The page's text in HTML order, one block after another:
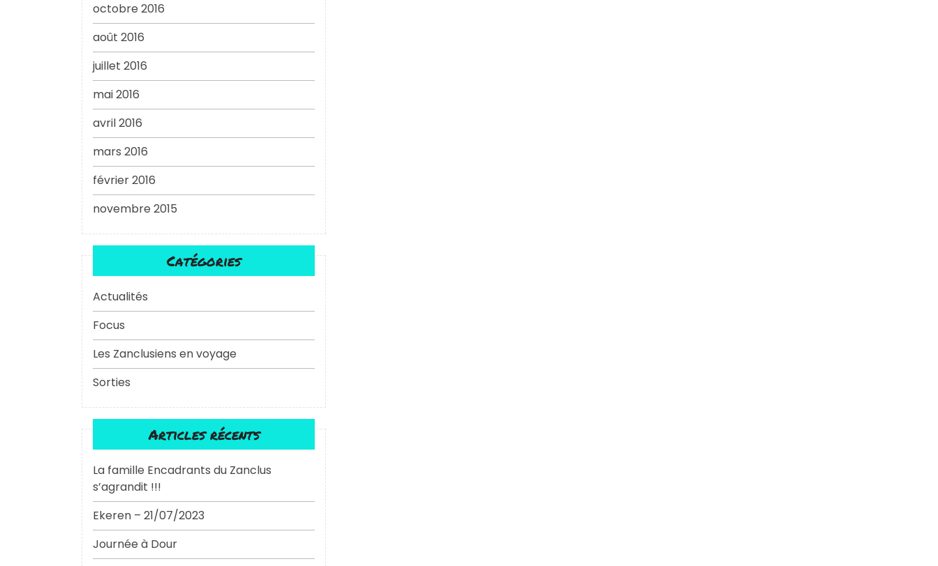
octobre 2016
août 2016
juillet 2016
mai 2016
avril 2016
mars 2016
février 2016
novembre 2015
Catégories
Actualités
Focus
Les Zanclusiens en voyage
Sorties
Articles récents
La famille Encadrants du Zanclus
s’agrandit !!!
Ekeren – 21/07/2023
Journée à Dour